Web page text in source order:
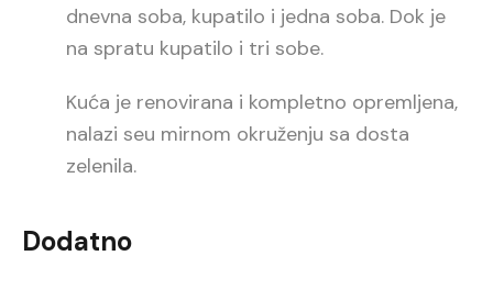
dnevna soba, kupatilo i jedna soba. Dok je
na spratu kupatilo i tri sobe.
Kuća je renovirana i kompletno opremljena,
nalazi seu mirnom okruženju sa dosta
zelenila.
Dodatno